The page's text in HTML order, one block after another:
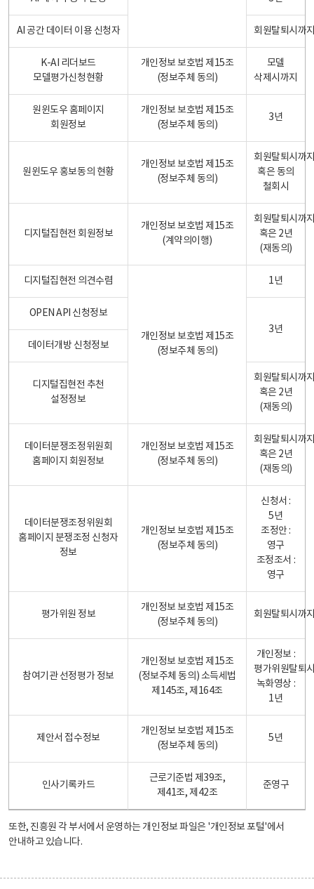
AI 공간 데이터 이용 신청자 회원탈퇴시까
K-AI 리더보드
모델평가신청현황
개인정보 보호법 제15조
(정보주체 동의)
모델
삭제시까지
원윈도우 홈페이지
회원정보
개인정보 보호법 제15조
(정보주체 동의)
3년
원윈도우 홍보동의 현황
개인정보 보호법 제15조
(정보주체 동의)
회원탈퇴시까
혹은 동의
철회시
디지털집현전 회원정보
개인정보 보호법 제15조
(계약의이행)
회원탈퇴시까
혹은 2년
(재동의)
디지털집현전 의견수렴
개인정보 보호법 제15조
(정보주체 동의)
1년
OPEN API 신청정보
3년
데이터개방 신청정보
디지털집현전 추천
설정정보
회원탈퇴시까
혹은 2년
(재동의)
데이터분쟁조정위원회
홈페이지 회원정보
개인정보 보호법 제15조
(정보주체 동의)
회원탈퇴시까
혹은 2년
(재동의)
데이터분쟁조정위원회
홈페이지 분쟁조정 신청자
정보
개인정보 보호법 제15조
(정보주체 동의)
신청서 :
5년
조정안 :
영구
조정조서 :
영구
평가위원 정보
개인정보 보호법 제15조
(정보주체 동의)
회원탈퇴시까
참여기관 선정평가 정보
개인정보 보호법 제15조
(정보주체 동의) 소득세법
제145조, 제164조
개인정보 :
평가위원탈퇴
녹화영상 :
1년
제안서 접수정보
개인정보 보호법 제15조
(정보주체 동의)
5년
인사기록카드
근로기준법 제39조,
제41조, 제42조
준영구
또한, 진흥원 각 부서에서 운영하는 개인정보 파일은 '개인정보 포털'에서
안내하고 있습니다.